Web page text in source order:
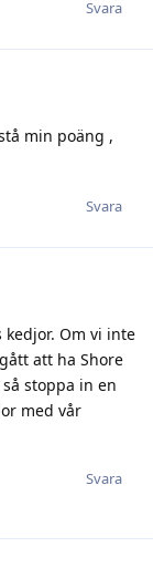
Svara
min poäng ,
Svara
Om vi inte
att ha Shore
stoppa in en
med vår
Svara